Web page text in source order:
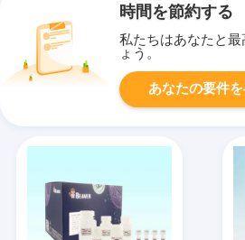
時間を節約する
私たちはあなたと
ょう。
あなたの要件